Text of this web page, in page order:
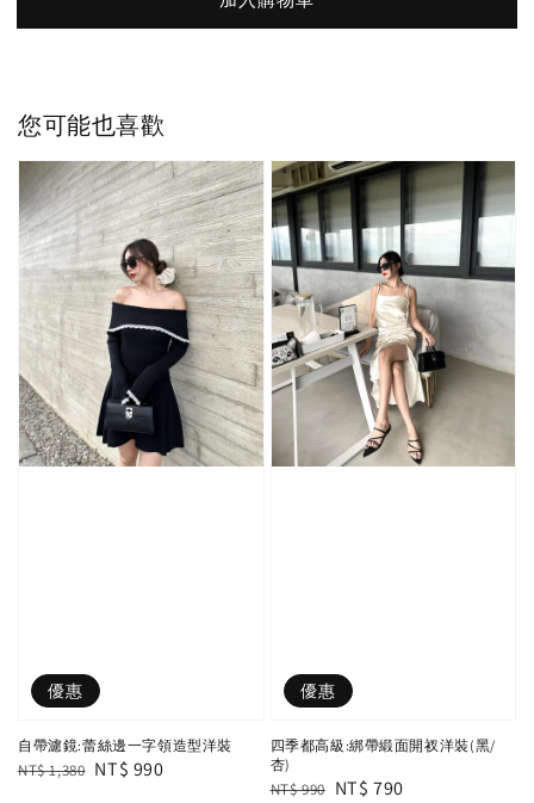
您可能也喜歡
優惠
自帶濾鏡:蕾絲邊一字領造型洋裝
Regular
NT$ 1,380 Sale
NT$ 990
優惠
四季都高級:綁帶緞面開衩洋裝(黑/
杏)
Regular
NT$ 990 Sale
NT$ 790